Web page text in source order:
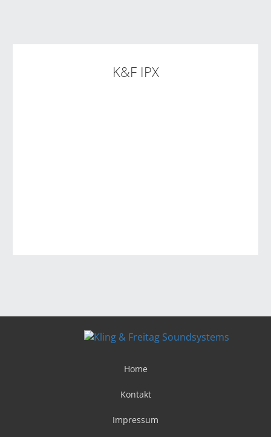
K&F IPX
Home
Kontakt
Impressum